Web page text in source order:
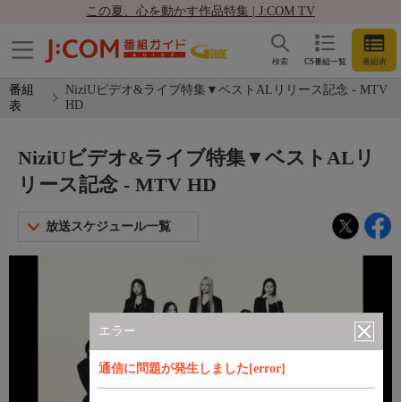
この夏、心を動かす作品特集 | J:COM TV
CS番組一覧 番組表
検索
番組
表
NiziUビデオ&ライブ特集▼ベストALリリース記念 - MTV
HD
エラー
通信に問題が発生しました[error]
NiziUビデオ&ライブ特集▼ベストALリ
リース記念 - MTV HD
放送スケジュール一覧